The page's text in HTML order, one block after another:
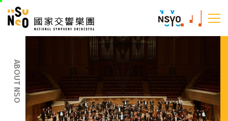
跳
::: 國家交響樂團
ABOUT NSO